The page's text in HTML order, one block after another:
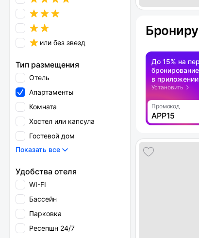
или без звезд
Тип размещения
Отель
Апартаменты
Комната
Хостел или капсула
Гостевой дом
Показать все
Удобства отеля
WI-FI
Бассейн
Парковка
Ресепшн 24/7
До 15% на
бронирование
в приложении
Установить
Промокод
APP15